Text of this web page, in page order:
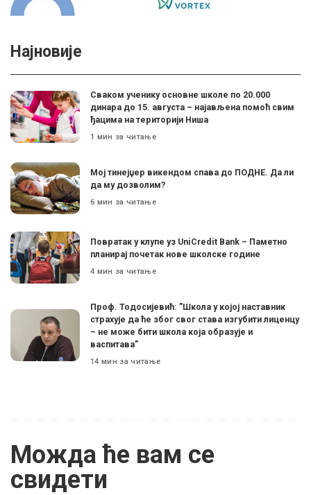
Најновије
Сваком ученику основне школе по 20.000
динара до 15. августа – најављена помоћ свим
ђацима на територији Ниша
1 мин за читање
Мој тинејџер викендом спава до ПОДНЕ. Да ли
да му дозволим?
6 мин за читање
Поврaтак у клупе уз UniCredit Bank – Паметно
планирај почетак нове школске године
4 мин за читање
Проф. Тодосијевић: ”Школа у којој наставник
страхује да ће због свог става изгубити лиценцу
– не може бити школа која образује и
васпитава”
14 мин за читање
Можда ће вам се
свидети